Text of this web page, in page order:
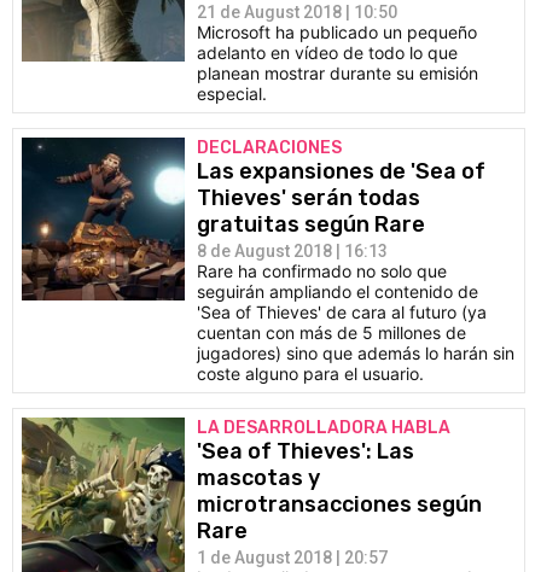
21 de August 2018 | 10:50
Microsoft ha publicado un pequeño
adelanto en vídeo de todo lo que
planean mostrar durante su emisión
especial.
DECLARACIONES
Las expansiones de 'Sea of
Thieves' serán todas
gratuitas según Rare
8 de August 2018 | 16:13
Rare ha confirmado no solo que
seguirán ampliando el contenido de
'Sea of Thieves' de cara al futuro (ya
cuentan con más de 5 millones de
jugadores) sino que además lo harán sin
coste alguno para el usuario.
LA DESARROLLADORA HABLA
'Sea of Thieves': Las
mascotas y
microtransacciones según
Rare
1 de August 2018 | 20:57